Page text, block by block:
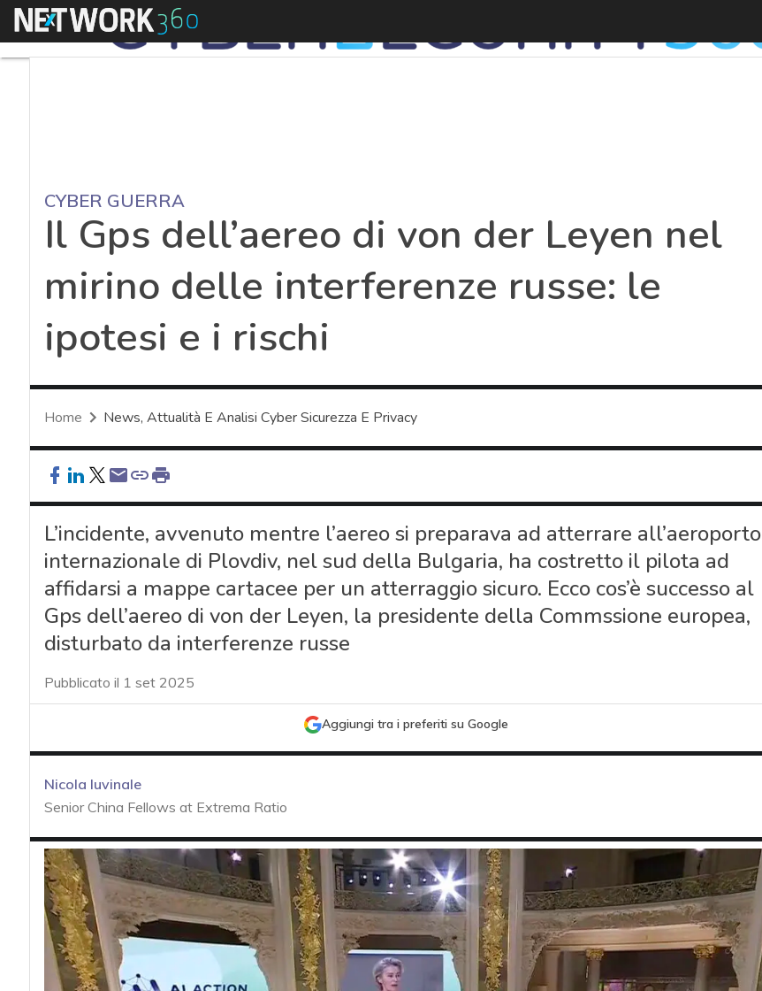
Menu
CYBER GUERRA
Il Gps dell’aereo di von der Leyen nel
mirino delle interferenze russe: le
ipotesi e i rischi
Home News, Attualità E Analisi Cyber Sicurezza E Privacy
L’incidente, avvenuto mentre l’aereo si preparava ad atterrare all’aeroporto
internazionale di Plovdiv, nel sud della Bulgaria, ha costretto il pilota ad
affidarsi a mappe cartacee per un atterraggio sicuro. Ecco cos’è successo al
Gps dell’aereo di von der Leyen, la presidente della Commssione europea,
disturbato da interferenze russe
Pubblicato il 1 set 2025
Aggiungi tra i preferiti su Google
Nicola Iuvinale
Senior China Fellows at Extrema Ratio